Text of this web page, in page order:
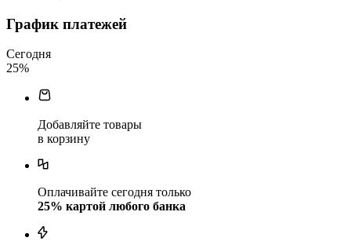
График платежей
Сегодня
25%
Добавляйте товары
в корзину
Оплачивайте сегодня только
25% картой любого банка